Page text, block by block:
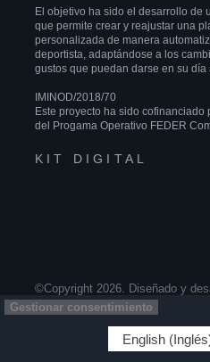
El objetivo ha sido el desarrollo de
que permite crear y reajustar una
personalizada de manera
deportista, adaptándose a los
gustos que puedan darse en su día
IMINOD/2018/70
Este proyecto ha sido cofinanciado
del Progama Operativo FEDER
KIT DIGITAL
©Copyright 2026. Diseñado y
Gestionar consentimiento
English (Inglés